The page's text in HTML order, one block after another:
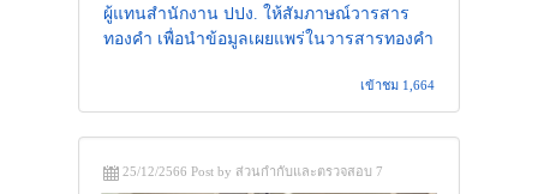
ผู้แทนสำนักงาน ปปง. ให้สัมภาษณ์วารสาร
ทองคำ เพื่อนำข้อมูลเผยแพร่ในวารสารทองคำ
เข้าชม 1,664
25/12/2566 Post by ส่วนกำกับและตรวจสอบ 7